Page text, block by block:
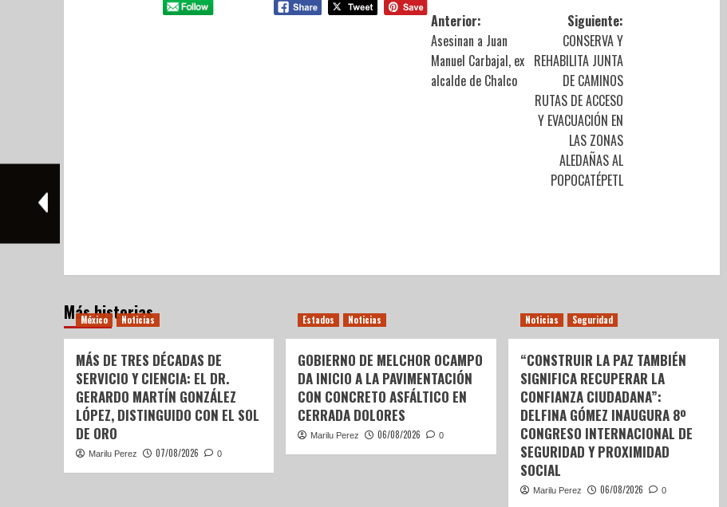
Anterior:
Asesinan a Juan
Manuel Carbajal, ex
alcalde de Chalco
Siguiente:
CONSERVA Y
REHABILITA JUNTA
DE CAMINOS
RUTAS DE ACCESO
Y EVACUACIÓN EN
LAS ZONAS
ALEDAÑAS AL
POPOCATÉPETL
Más historias
México Noticias
MÁS DE TRES DÉCADAS DE
SERVICIO Y CIENCIA: EL DR.
GERARDO MARTÍN GONZÁLEZ
LÓPEZ, DISTINGUIDO CON EL SOL
DE ORO
Marilu Perez 07/08/2026 0
Estados Noticias
GOBIERNO DE MELCHOR OCAMPO
DA INICIO A LA PAVIMENTACIÓN
CON CONCRETO ASFÁLTICO EN
CERRADA DOLORES
Marilu Perez 06/08/2026 0
Noticias Seguridad
“CONSTRUIR LA PAZ TAMBIÉN
SIGNIFICA RECUPERAR LA
CONFIANZA CIUDADANA”:
DELFINA GÓMEZ INAUGURA 8º
CONGRESO INTERNACIONAL DE
SEGURIDAD Y PROXIMIDAD
SOCIAL
Marilu Perez 06/08/2026 0